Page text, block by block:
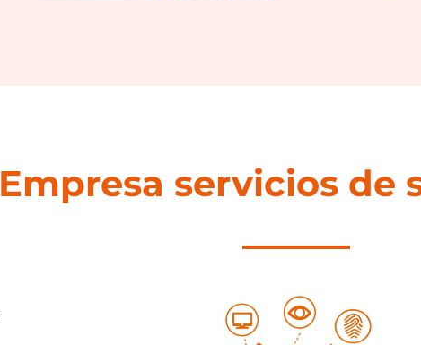
Empresa servicios de